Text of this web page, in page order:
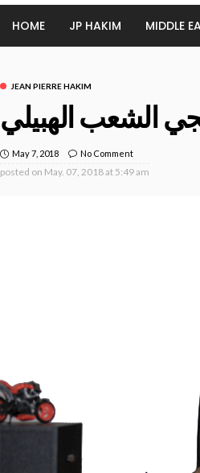
HOME JP HAKIM MIDDLE
JEAN PIERRE HAKIM
الشعب الهبيلي
May 7, 2018 No Comment
posted on May. 07, 2018 at 5:49 am